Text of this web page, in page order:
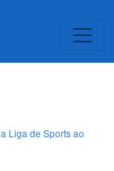
Liga de Sports ao